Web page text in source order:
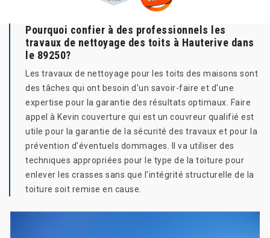
Pourquoi confier à des professionnels les
travaux de nettoyage des toits à Hauterive dans
le 89250?
Les travaux de nettoyage pour les toits des maisons sont
des tâches qui ont besoin d'un savoir-faire et d'une
expertise pour la garantie des résultats optimaux. Faire
appel à Kevin couverture qui est un couvreur qualifié est
utile pour la garantie de la sécurité des travaux et pour la
prévention d'éventuels dommages. Il va utiliser des
techniques appropriées pour le type de la toiture pour
enlever les crasses sans que l'intégrité structurelle de la
toiture soit remise en cause.